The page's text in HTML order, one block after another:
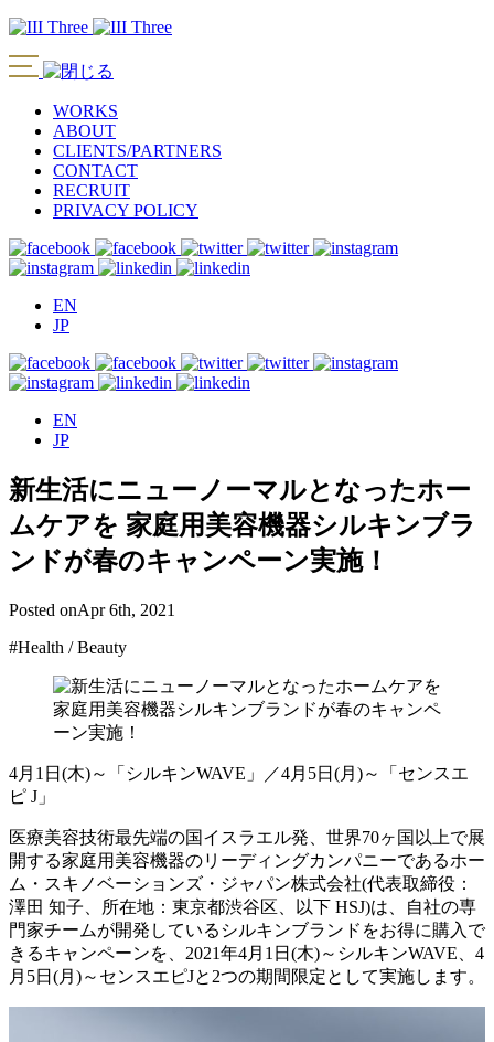
WORKS
ABOUT
CLIENTS/PARTNERS
CONTACT
RECRUIT
PRIVACY POLICY
EN
JP
EN
JP
新生活にニューノーマルとなったホー
ムケアを 家庭用美容機器シルキンブラ
ンドが春のキャンペーン実施！
Posted onApr 6th, 2021
#Health / Beauty
4月1日(木)～「シルキンWAVE」／4月5日(月)～「センスエ
ピ J」
医療美容技術最先端の国イスラエル発、世界70ヶ国以上で展
開する家庭用美容機器のリーディングカンパニーであるホー
ム・スキノベーションズ・ジャパン株式会社(代表取締役：
澤田 知子、所在地：東京都渋谷区、以下 HSJ)は、自社の専
門家チームが開発しているシルキンブランドをお得に購入で
きるキャンペーンを、2021年4月1日(木)～シルキンWAVE、4
月5日(月)～センスエピJと2つの期間限定として実施します。